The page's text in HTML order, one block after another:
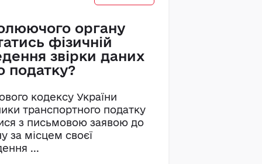
органу
фізичній
звірки даних
податку?
кодексу України
транспортного податку
з письмовою заявою до
за місцем своєї
...